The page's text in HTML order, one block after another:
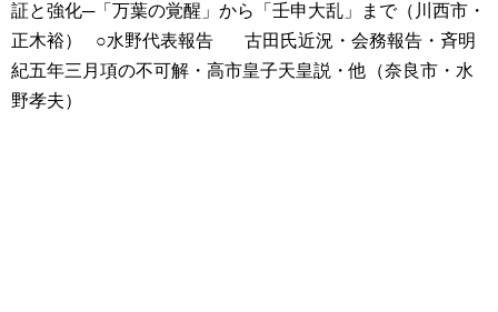
証と強化─「万葉の覚醒」から「壬申大乱」まで（川西市・
正木裕）
○水野代表報告 古田氏近況・会務報告・斉明
紀五年三月項の不可解・高市皇子天皇説・他（奈良市・水
野孝夫）